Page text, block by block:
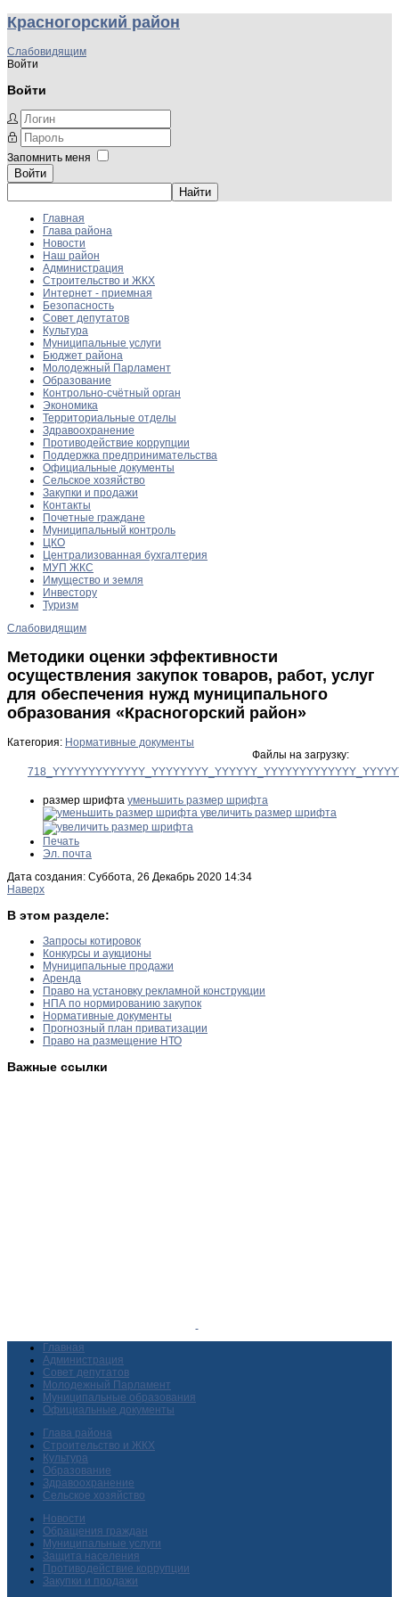
Красногорский район
Слабовидящим
Войти
Войти
Запомнить меня
Войти
Главная
Глава района
Новости
Наш район
Администрация
Строительство и ЖКХ
Интернет - приемная
Безопасность
Совет депутатов
Культура
Муниципальные услуги
Бюджет района
Молодежный Парламент
Образование
Контрольно-счётный орган
Экономика
Территориальные отделы
Здравоохранение
Противодействие коррупции
Поддержка предпринимательства
Официальные документы
Сельское хозяйство
Закупки и продажи
Контакты
Почетные граждане
Муниципальный контроль
ЦКО
Централизованная бухгалтерия
МУП ЖКС
Имущество и земля
Инвестору
Туризм
Слабовидящим
Методики оценки эффективности
осуществления закупок товаров, работ, услуг
для обеспечения нужд муниципального
образования «Красногорский район»
Категория: Нормативные документы
Файлы на загрузку:
размер шрифта уменьшить размер шрифта
увеличить размер шрифта
Печать
Эл. почта
Дата создания: Суббота, 26 Декабрь 2020 14:34
Наверх
В этом разделе:
Запросы котировок
Конкурсы и аукционы
Муниципальные продажи
Аренда
Право на установку рекламной конструкции
НПА по нормированию закупок
Нормативные документы
Прогнозный план приватизации
Право на размещение НТО
Важные ссылки
Главная
Администрация
Совет депутатов
Молодежный Парламент
Муниципальные образования
Официальные документы
Глава района
Строительство и ЖКХ
Культура
Образование
Здравоохранение
Сельское хозяйство
Новости
Обращения граждан
Муниципальные услуги
Защита населения
Противодействие коррупции
Закупки и продажи